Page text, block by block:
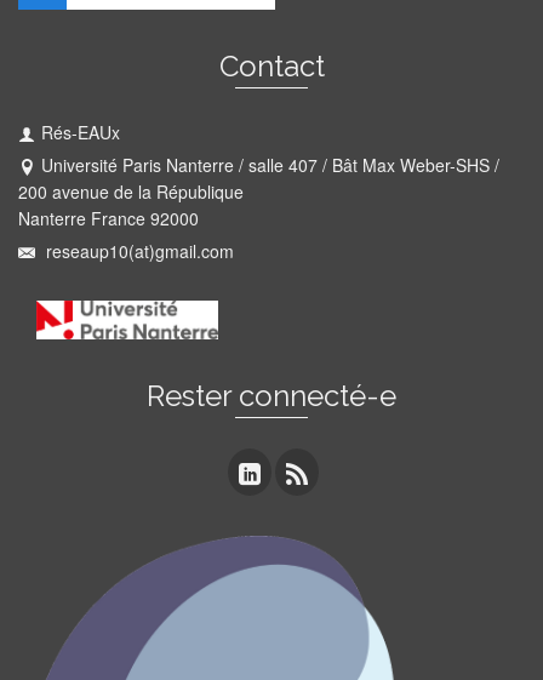
Contact
Rés-EAUx
Université Paris Nanterre / salle 407 / Bât Max Weber-SHS /
200 avenue de la République
Nanterre France 92000
reseaup10(at)gmail.com
Rester connecté-e